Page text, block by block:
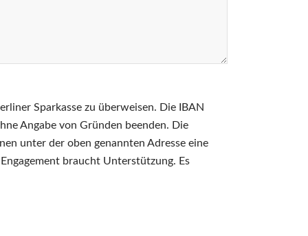
Sparkasse zu überweisen. Die IBAN
Angabe von Gründen beenden. Die
unter der oben genannten Adresse eine
braucht Unterstützung. Es